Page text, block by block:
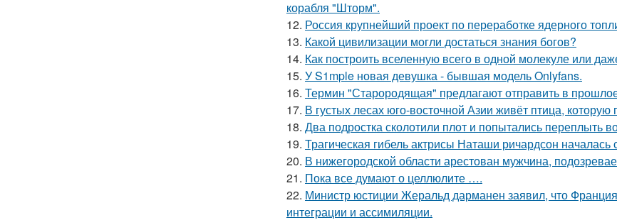
корабля "Шторм".
12. Россия крупнейший проект по переработке ядерного
13. Какой цивилизации могли достаться знания богов?
14. Как построить вселенную всего в одной молекуле или
15. У S1mple новая девушка - бывшая модель Onlyfans.
16. Термин "Старородящая" предлагают отправить в
17. В густых лесах юго-восточной Азии живёт птица,
18. Два подростка сколотили плот и попытались переплыть
19. Трагическая гибель актрисы Наташи ричардсон началась
20. В нижегородской области арестован мужчина,
21. Пока все думают о целлюлите ….
22. Министр юстиции Жеральд дарманен заявил, что
интеграции и ассимиляции.